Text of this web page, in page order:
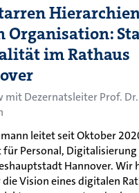
Organisation:
im Rathaus
mit Dezernatsleiter Prof. Dr.
leitet seit Oktober
für Personal, Digitalisierung
Hannover. Wir
Vision eines digitalen